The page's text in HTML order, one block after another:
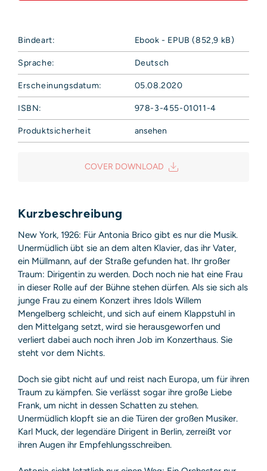
Bindeart: Ebook - EPUB (852,9 kB)
Sprache: Deutsch
Erscheinungsdatum: 05.08.2020
ISBN: 978-3-455-01011-4
Produktsicherheit
ansehen
Sicherheitshinweis entsprechend Art. 9 Abs. 7 S. 2 der
GPSRentbehrlich
COVER DOWNLOAD
Kurzbeschreibung
New York, 1926: Für Antonia Brico gibt es nur die Musik.
Unermüdlich übt sie an dem alten Klavier, das ihr Vater,
ein Müllmann, auf der Straße gefunden hat. Ihr großer
Traum: Dirigentin zu werden. Doch noch nie hat eine Frau
in dieser Rolle auf der Bühne stehen dürfen. Als sie sich als
junge Frau zu einem Konzert ihres Idols Willem
Mengelberg schleicht, und sich auf einem Klappstuhl in
den Mittelgang setzt, wird sie herausgeworfen und
verliert dabei auch noch ihren Job im Konzerthaus. Sie
steht vor dem Nichts.
Doch sie gibt nicht auf und reist nach Europa, um für ihren
Traum zu kämpfen. Sie verlässt sogar ihre große Liebe
Frank, um nicht in dessen Schatten zu stehen.
Unermüdlich klopft sie an die Türen der großen Musiker.
Karl Muck, der legendäre Dirigent in Berlin, zerreißt vor
ihren Augen ihr Empfehlungsschreiben.